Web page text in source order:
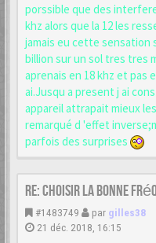
porssible que des
khz alors que la 12 les
jamais eu cette sensation
billion sur un sol tres tres
aprenais en 18 khz et pas
ai.Jusqu a present j ai
appareil attrapait mieux
remarqué d 'effet
parfois des surprises
Re: choisir la bonne
#1483749 par gilles38
21 déc. 2018, 16:15